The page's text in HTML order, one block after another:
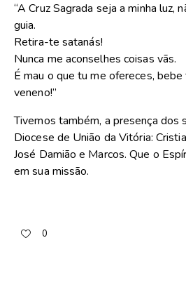
“A Cruz Sagrada seja a minha luz,
guia.
Retira-te satanás!
Nunca me aconselhes coisas vãs.
É mau o que tu me ofereces,
veneno!”
Tivemos também, a presença dos
Diocese de União da Vitória:
José Damião e Marcos. Que o
em sua missão.
0